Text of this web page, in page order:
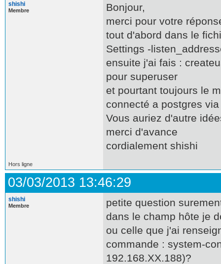
shishi
Membre
Bonjour,
merci pour votre
tout d'abord dans le
Settings -
ensuite j'ai fais :
pour superuser
et pourtant toujours le
connecté a postgres
Vous auriez d'autre
merci d'avance
cordialement shishi
Hors ligne
03/03/2013 13:46:29
shishi
Membre
petite question
dans le champ hôte je
ou celle que j'ai
commande : system-
192.168.XX.188)?